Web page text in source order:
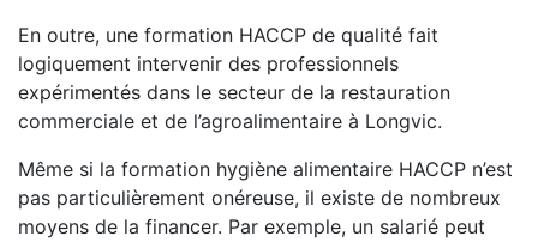
En outre, une formation HACCP de qualité fait
logiquement intervenir des professionnels
expérimentés dans le secteur de la restauration
commerciale et de l’agroalimentaire à Longvic.
Même si la formation hygiène alimentaire HACCP n’est
pas particulièrement onéreuse, il existe de nombreux
moyens de la financer. Par exemple, un salarié peut